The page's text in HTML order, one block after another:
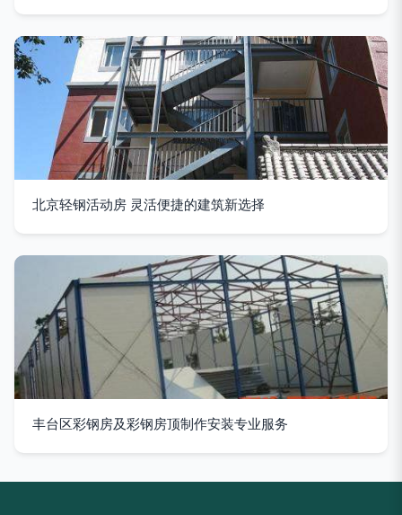
北京轻钢活动房 灵活便捷的建筑新选择
丰台区彩钢房及彩钢房顶制作安装专业服务